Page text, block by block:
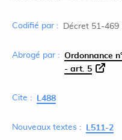
Codifié par : Décret 51-469
Abrogé par : Ordonnance
- art. 5
Cite : L488
Nouveaux textes : L511-2